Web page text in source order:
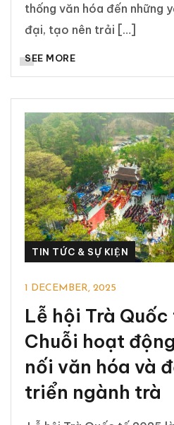
thống văn hóa đến những
đại, tạo nên trải […]
SEE MORE
TIN TỨC & SỰ KIỆN
1 DECEMBER, 2025
Lễ hội Trà
Chuỗi hoạt
nối văn hóa và
triển ngành trà